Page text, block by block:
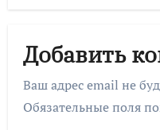
Добавить
Ваш адрес email не
Обязательные поля